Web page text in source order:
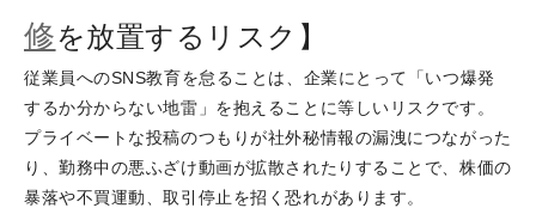
修を放置するリスク】
従業員へのSNS教育を怠ることは、企業にとって「いつ爆発
するか分からない地雷」を抱えることに等しいリスクです。
プライベートな投稿のつもりが社外秘情報の漏洩につながった
り、勤務中の悪ふざけ動画が拡散されたりすることで、株価の
暴落や不買運動、取引停止を招く恐れがあります。